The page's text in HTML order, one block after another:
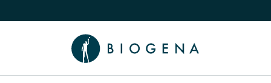
podizbornik
isključi Znanje podizbornik